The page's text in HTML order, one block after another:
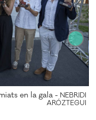
en la gala - NEBRIDI
ARÓZTEGUI